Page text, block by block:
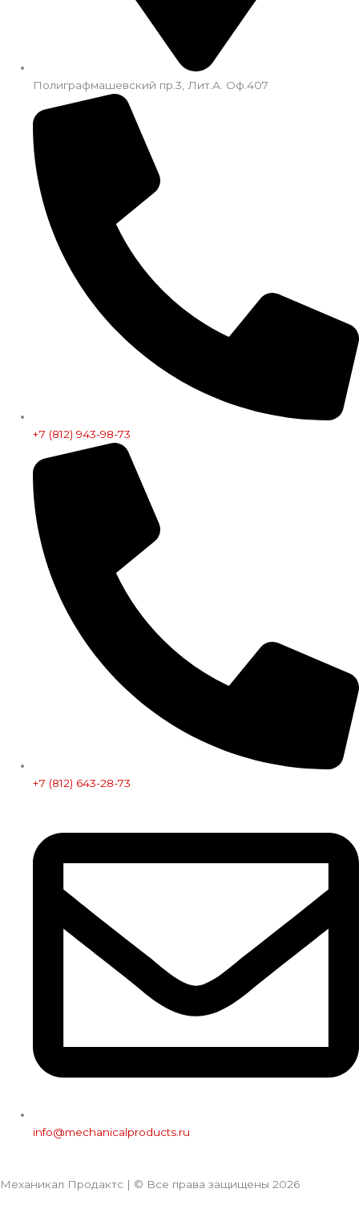
Полиграфмашевский пр.3, Лит.А. Оф.407
+7 (812) 943-98-73
+7 (812) 643-28-73
info@mechanicalproducts.ru
Механикал Продактс | © Все права защищены 2026